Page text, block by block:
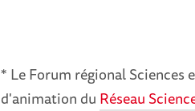
* Le Forum régional Sciences
d'animation du Réseau